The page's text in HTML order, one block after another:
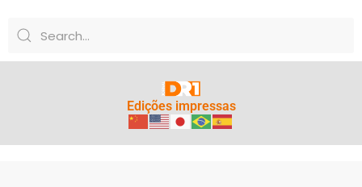
Edições impressas